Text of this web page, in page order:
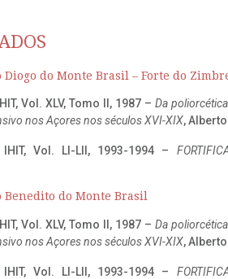
Diogo do Monte Brasil – Forte do
Vol. XLV, Tomo II, 1987 – Da
nos Açores nos séculos XVI-XIX,
Vol. LI-LII, 1993-1994 –
Benedito do Monte Brasil
Vol. XLV, Tomo II, 1987 – Da
nos Açores nos séculos XVI-XIX,
Vol. LI-LII, 1993-1994 –